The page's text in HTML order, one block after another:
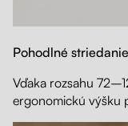
Pohodlné
Vďaka rozsahu
ergonomickú výšku